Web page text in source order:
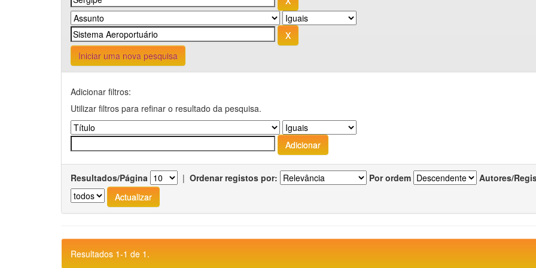
Iniciar uma nova pesquisa
Adicionar filtros:
Utilizar filtros para refinar o resultado da pesquisa.
Resultados/Página | Ordenar registos por: Por ordem Autores/
Resultados 1-1 de 1.